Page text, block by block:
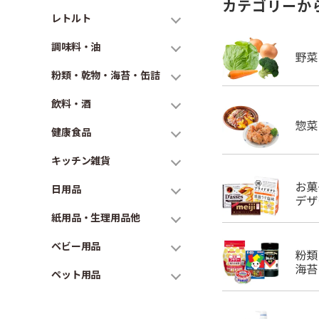
レトルト
調味料・油
粉類・乾物・海苔・缶詰
飲料・酒
健康食品
キッチン雑貨
日用品
紙用品・生理用品他
ベビー用品
ペット用品
カテゴリーか